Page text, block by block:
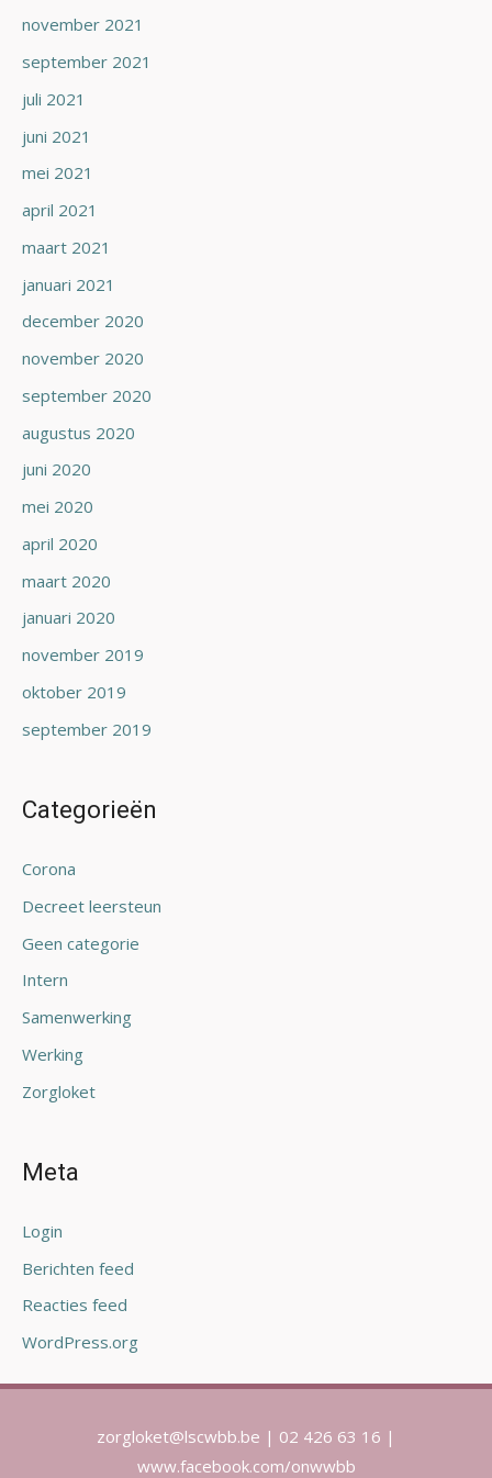
november 2021
september 2021
juli 2021
juni 2021
mei 2021
april 2021
maart 2021
januari 2021
december 2020
november 2020
september 2020
augustus 2020
juni 2020
mei 2020
april 2020
maart 2020
januari 2020
november 2019
oktober 2019
september 2019
Categorieën
Corona
Decreet leersteun
Geen categorie
Intern
Samenwerking
Werking
Zorgloket
Meta
Login
Berichten feed
Reacties feed
WordPress.org
zorgloket@lscwbb.be | 02 426 63 16 |
www.facebook.com/onwwbb